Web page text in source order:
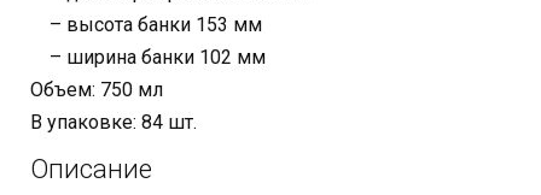
– высота банки 153 мм
– ширина банки 102 мм
Объем: 750 мл
В упаковке: 84 шт.
Описание